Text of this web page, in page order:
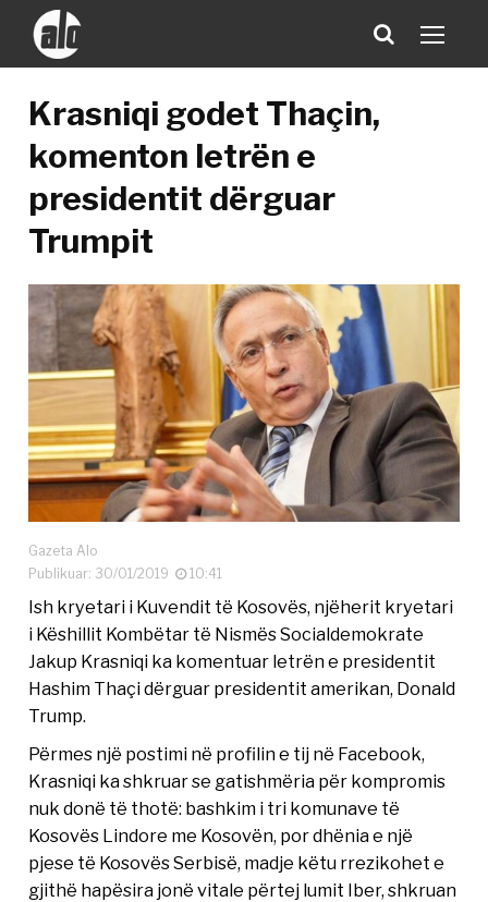
Krasniqi godet Thaçin,
komenton letrën e
presidentit dërguar
Trumpit
Gazeta Alo
Publikuar: 30/01/2019
10:41
Ish kryetari i Kuvendit të Kosovës, njëherit kryetari
i Këshillit Kombëtar të Nismës Socialdemokrate
Jakup Krasniqi ka komentuar letrën e presidentit
Hashim Thaçi dërguar presidentit amerikan, Donald
Trump.
Përmes një postimi në profilin e tij në Facebook,
Krasniqi ka shkruar se gatishmëria për kompromis
nuk donë të thotë: bashkim i tri komunave të
Kosovës Lindore me Kosovën, por dhënia e një
pjese të Kosovës Serbisë, madje këtu rrezikohet e
gjithë hapësira jonë vitale përtej lumit Iber, shkruan